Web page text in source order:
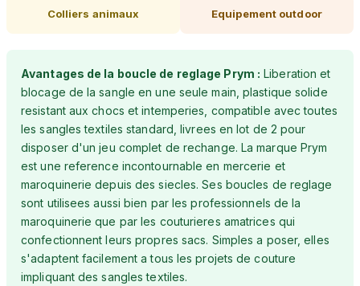
Colliers animaux Equipement outdoor
Avantages de la boucle de reglage Prym : Liberation et
blocage de la sangle en une seule main, plastique solide
resistant aux chocs et intemperies, compatible avec toutes
les sangles textiles standard, livrees en lot de 2 pour
disposer d'un jeu complet de rechange. La marque Prym
est une reference incontournable en mercerie et
maroquinerie depuis des siecles. Ses boucles de reglage
sont utilisees aussi bien par les professionnels de la
maroquinerie que par les couturieres amatrices qui
confectionnent leurs propres sacs. Simples a poser, elles
s'adaptent facilement a tous les projets de couture
impliquant des sangles textiles.